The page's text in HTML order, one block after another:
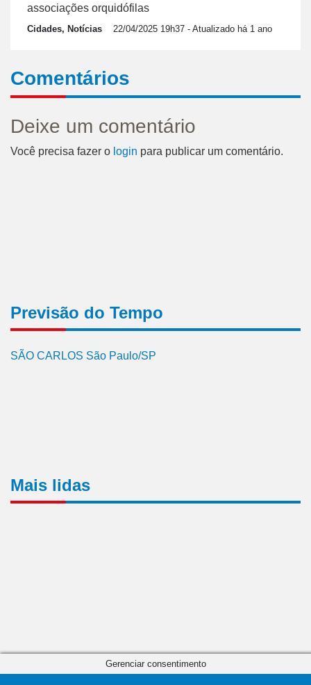
associações orquidófilas
Cidades, Notícias 22/04/2025 19h37 - Atualizado há 1 ano
Comentários
Deixe um comentário
Você precisa fazer o login para publicar um comentário.
Previsão do Tempo
SÃO CARLOS São Paulo/SP
Mais lidas
Gerenciar consentimento